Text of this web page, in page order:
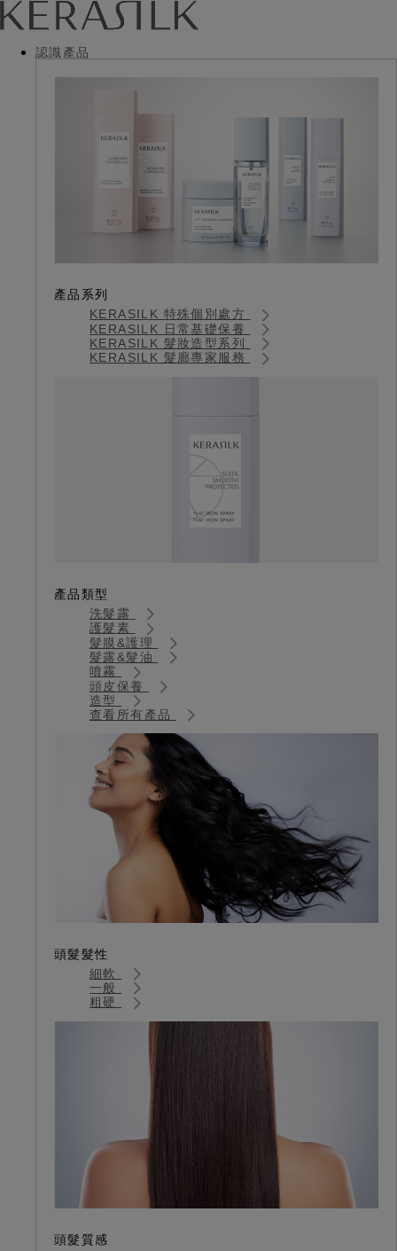
認識產品
產品系列
KERASILK 特殊個別處方
KERASILK 日常基礎保養
KERASILK 髮妝造型系列
KERASILK 髮廊專家服務
產品類型
洗髮露
護髮素
髮膜&護理
髮露&髮油
噴霧
頭皮保養
造型
查看所有產品
頭髮髮性
細軟
一般
粗硬
頭髮質感